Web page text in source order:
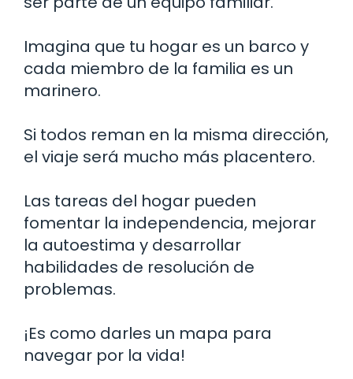
Imagina que tu hogar es un barco y
cada miembro de la familia es un
marinero.
Si todos reman en la misma dirección,
el viaje será mucho más placentero.
Las tareas del hogar pueden
fomentar la independencia, mejorar
la autoestima y desarrollar
habilidades de resolución de
problemas.
¡Es como darles un mapa para
navegar por la vida!